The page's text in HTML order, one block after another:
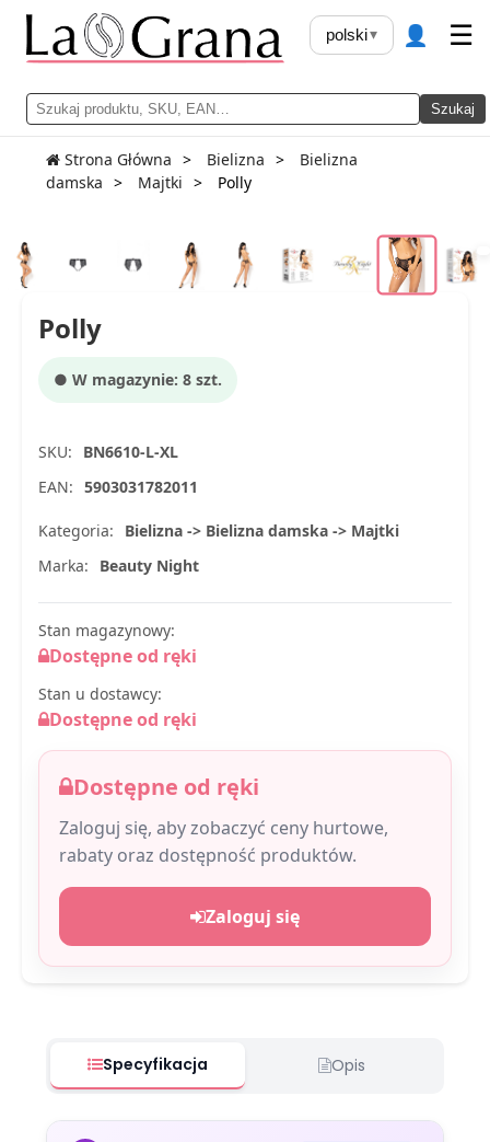
Szukaj
polski▾ 👤 ☰
Strona Główna Bielizna
Bielizna
damska
Majtki Polly
Polly
● W magazynie: 8 szt.
SKU:
BN6610-L-XL
EAN: 5903031782011
Kategoria:
Bielizna -> Bielizna damska -> Majtki
Marka:
Beauty Night
Stan magazynowy:
Dostępne od ręki
Stan u dostawcy:
Dostępne od ręki
Dostępne od ręki
Zaloguj się, aby zobaczyć ceny hurtowe,
rabaty oraz dostępność produktów.
Zaloguj się
Specyfikacja Opis